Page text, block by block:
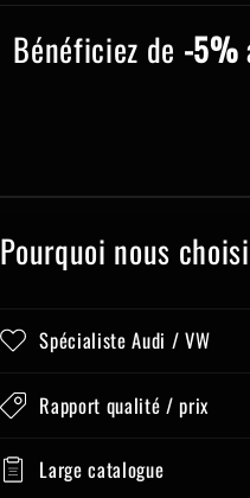
Bénéficiez de -5%
Pourquoi nous
Spécialiste Audi / VW
Rapport qualité / prix
Large catalogue